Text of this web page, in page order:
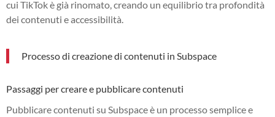
cui TikTok è già rinomato, creando un equilibrio tra profondità
dei contenuti e accessibilità.
Processo di creazione di contenuti in Subspace
Passaggi per creare e pubblicare contenuti
Pubblicare contenuti su Subspace è un processo semplice e